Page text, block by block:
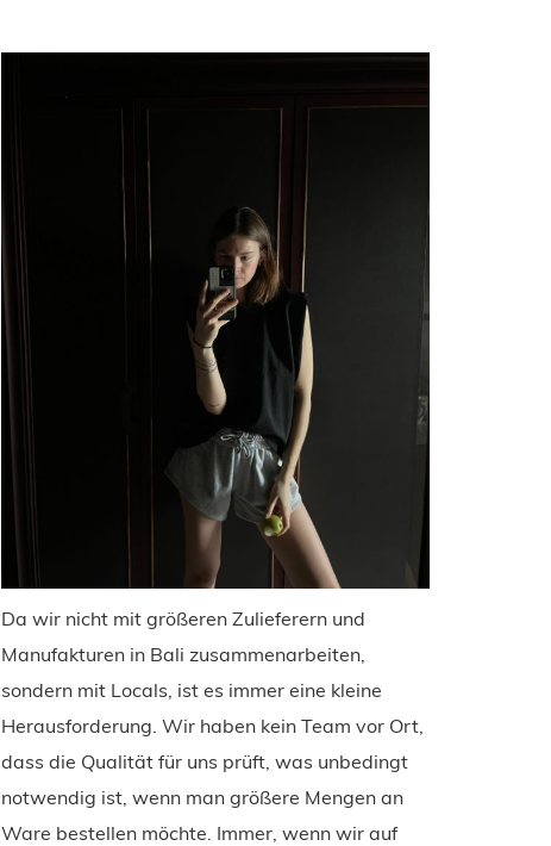
Da wir nicht mit größeren Zulieferern und
Manufakturen in Bali zusammenarbeiten,
sondern mit Locals, ist es immer eine kleine
Herausforderung. Wir haben kein Team vor Ort,
dass die Qualität für uns prüft, was unbedingt
notwendig ist, wenn man größere Mengen an
Ware bestellen möchte. Immer, wenn wir auf